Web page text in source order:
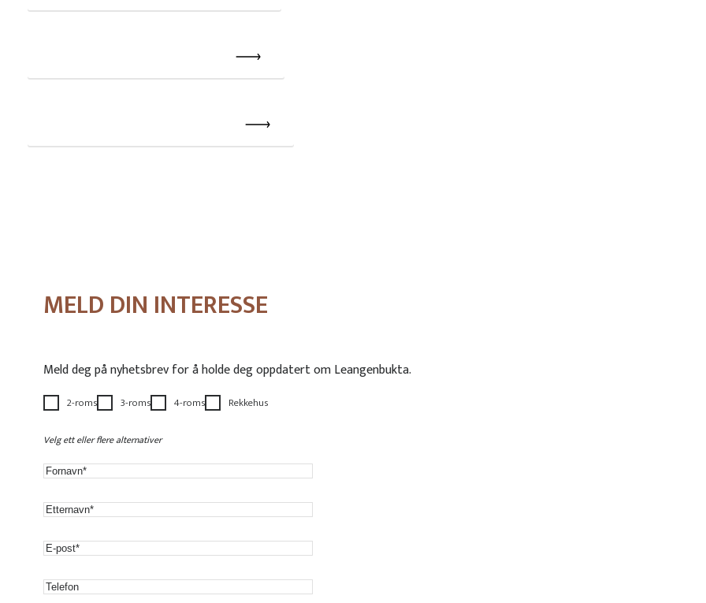
MELD DIN INTERESSE
Meld deg på nyhetsbrev for å holde deg oppdatert om Leangenbukta.
2-roms 3-roms 4-roms Rekkehus
Velg ett eller flere alternativer